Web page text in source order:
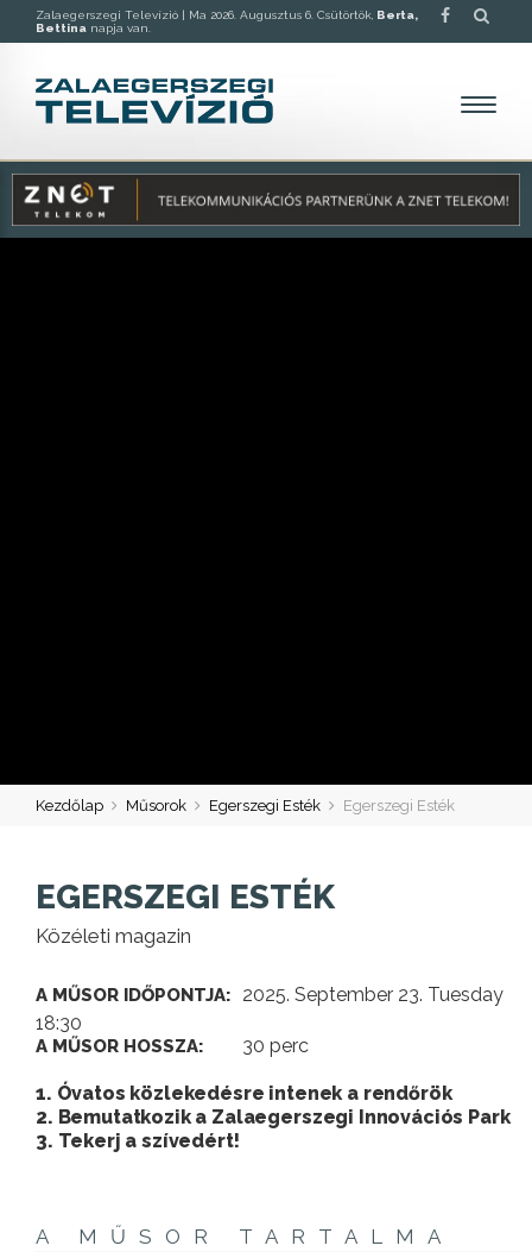
Zalaegerszegi Televízió | Ma 2026. Augusztus 6. Csütörtök, Berta,
Bettina napja van.
Kezdőlap Műsorok Egerszegi Esték Egerszegi Esték
EGERSZEGI ESTÉK
Közéleti magazin
A MŰSOR IDŐPONTJA:
2025. September 23. Tuesday
18:30
A MŰSOR HOSSZA: 30 perc
1. Óvatos közlekedésre intenek a rendőrök
2. Bemutatkozik a Zalaegerszegi Innovációs Park
3. Tekerj a szívedért!
A MŰSOR TARTALMA